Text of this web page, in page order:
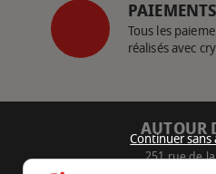
Tous les
réalisés avec
AUTOUR
251 rue de
Continuer sans